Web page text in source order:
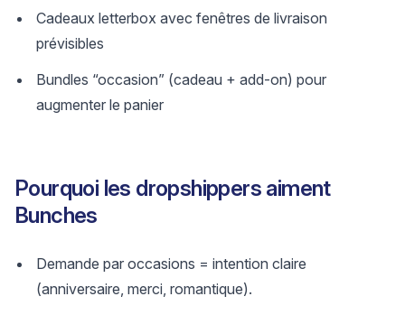
Cadeaux letterbox avec fenêtres de livraison
prévisibles
Bundles “occasion” (cadeau + add-on) pour
augmenter le panier
Pourquoi les dropshippers aiment
Bunches
Demande par occasions = intention claire
(anniversaire, merci, romantique).